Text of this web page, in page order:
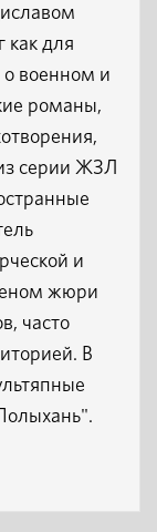
как для
о военном и
романы,
серии ЖЗЛ
и
жюри
часто
В